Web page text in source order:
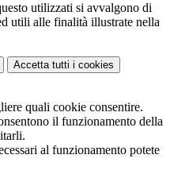
utilizzati si avvalgono di
utili alle finalità illustrate nella
Accetta tutti i cookies
quali cookie consentire.
il funzionamento della
al funzionamento potete